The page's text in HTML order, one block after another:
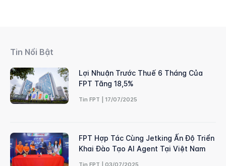
Tin Nổi Bật
Lợi Nhuận Trước Thuế 6 Tháng Của
FPT Tăng 18,5%
Tin FPT | 17/07/2025
FPT Hợp Tác Cùng Jetking Ấn Độ Triển
Khai Đào Tạo AI Agent Tại Việt Nam
Tin FPT | 03/07/2025